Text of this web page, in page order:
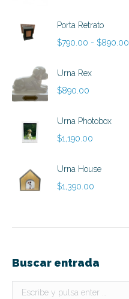
Porta Retrato
$790.00 - $890.00
Urna Rex
$890.00
Urna Photobox
$1,190.00
Urna House
$1,390.00
Buscar entrada
Buscar: